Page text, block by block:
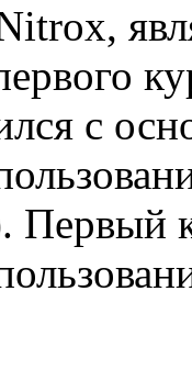
с
Первый